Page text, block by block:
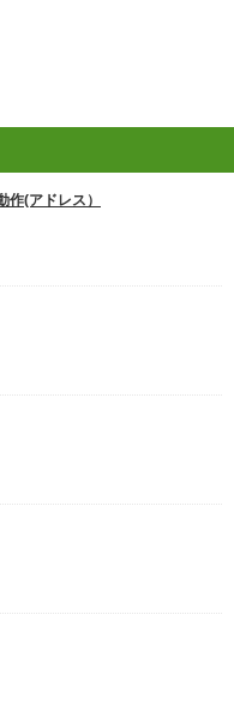
作(アドレス）